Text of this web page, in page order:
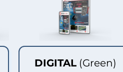
DIGITAL (Green)